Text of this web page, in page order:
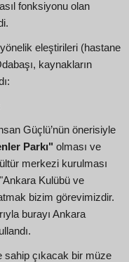
fonksiyonu olan
eleştirileri (hastane
kaynakların
Güçlü’nün önerisiyle
Parkı" olması ve
merkezi kurulması
Kulübü ve
bizim görevimizdir.
burayı Ankara
sahip çıkacak bir müze